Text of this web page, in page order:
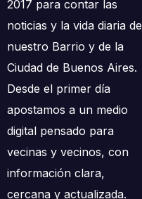
2017 para contar las
noticias y la vida diaria de
nuestro Barrio y de la
Ciudad de Buenos Aires.
Desde el primer día
apostamos a un medio
digital pensado para
vecinas y vecinos, con
información clara,
cercana y actualizada.